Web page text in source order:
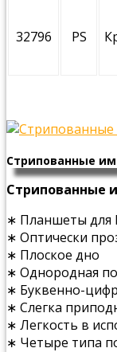
32796 PS
Стрипованные
Стрипованные
∗ Планшеты для
∗ Оптически
∗ Плоское дно
∗ Однородная
∗ Буквенно-
∗ Слегка
∗ Легкость в
∗ Четыре типа